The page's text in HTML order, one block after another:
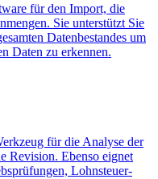
für den Import, die
Sie unterstützt Sie
Datenbestandes um
Daten zu erkennen.
für die Analyse der
Revision. Ebenso eignet
Lohnsteuer-